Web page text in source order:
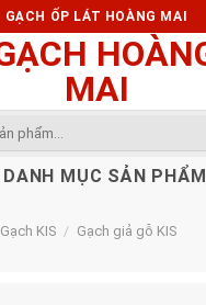
GẠCH ỐP LÁT HOÀNG MAI
DANH MỤC SẢN PHẨM
Gạch KIS / Gạch giả gỗ KIS